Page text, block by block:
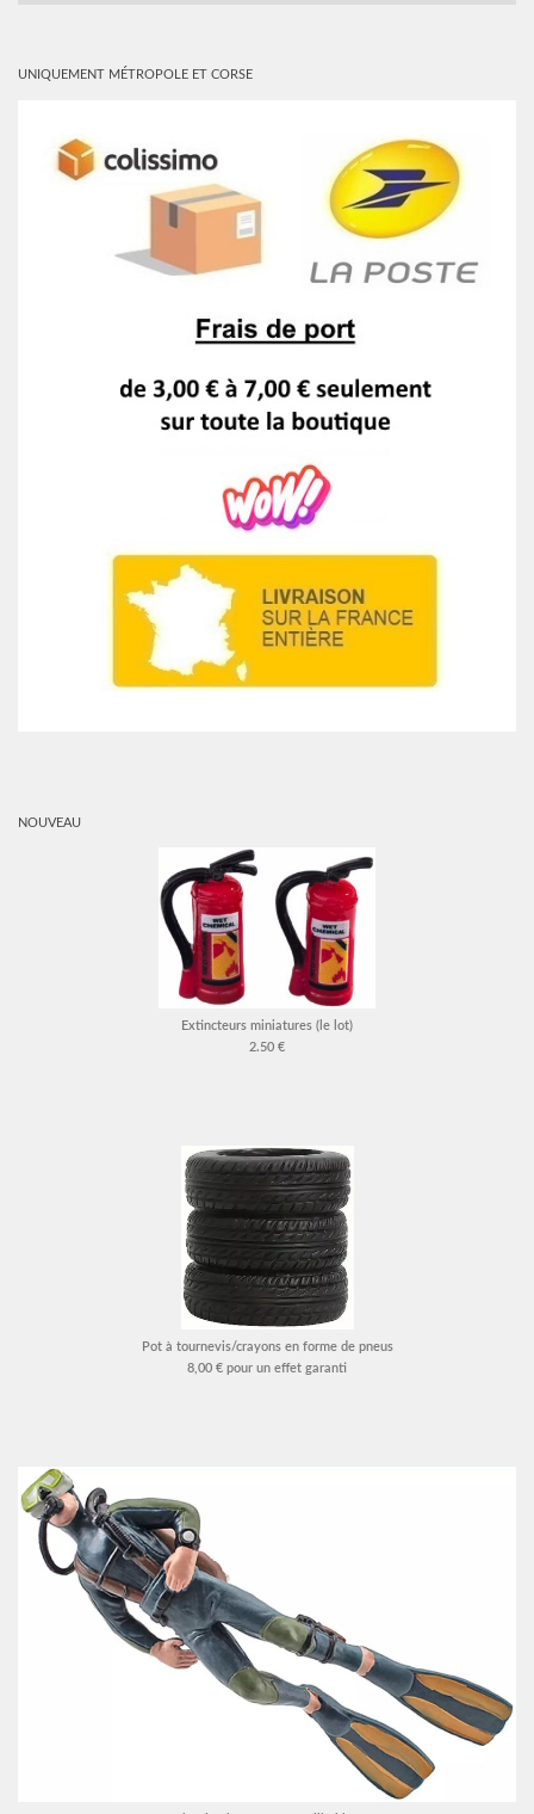
UNIQUEMENT MÉTROPOLE ET CORSE
NOUVEAU
Extincteurs miniatures (le lot)
2.50 €
Pot à tournevis/crayons en forme de pneus
8,00 € pour un effet garanti